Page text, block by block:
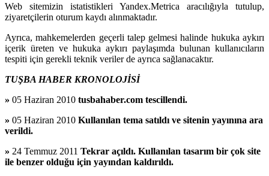
Web sitemizin istatistikleri Yandex.Metrica aracılığıyla tutulup,
ziyaretçilerin oturum kaydı alınmaktadır.
Ayrıca, mahkemelerden geçerli talep gelmesi halinde hukuka aykırı
içerik üreten ve hukuka aykırı paylaşımda bulunan kullanıcıların
tespiti için gerekli teknik veriler de ayrıca sağlanacaktır.
TUŞBA HABER KRONOLOJİSİ
» 05 Haziran 2010 tusbahaber.com tescillendi.
» 05 Haziran 2010 Kullanılan tema satıldı ve sitenin yayınına ara
verildi.
» 24 Temmuz 2011 Tekrar açıldı. Kullanılan tasarım bir çok site
ile benzer olduğu için yayından kaldırıldı.